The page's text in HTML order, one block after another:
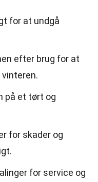
for at undgå
efter brug for at
på et tørt og
for skader og
for service og